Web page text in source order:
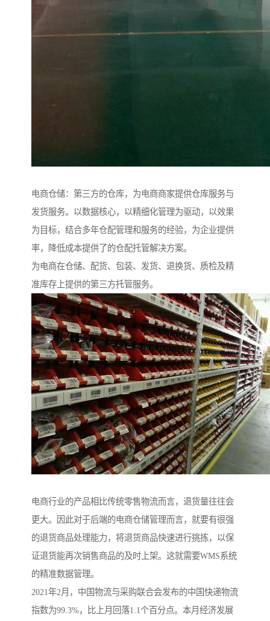
电商仓储：第三方的仓库，为电商商家提供仓库服务与
发货服务。以数据核心，以精细化管理为驱动，以效果
为目标，结合多年仓配管理和服务的经验，为企业提供
率，降低成本提供了的仓配托管解决方案。
为电商在仓储、配货、包装、发货、退换货、质检及精
准库存上提供的第三方托管服务。
电商行业的产品相比传统零售物流而言，退货量往往会
更大。因此对于后端的电商仓储管理而言，就要有很强
的退货商品处理能力，将退货商品快速进行挑拣，以保
证退货能再次销售商品的及时上架。这就需要WMS系统
的精准数据管理。
2021年2月，中国物流与采购联合会发布的中国快递物流
指数为99.3%，比上月回落1.1个百分点。本月经济发展